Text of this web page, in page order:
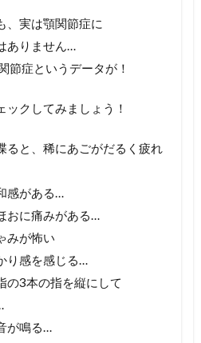
、実は顎関節症に
ありません…
節症というデータが！
ックしてみましょう！
と、稀にあごがだるく疲れ
感がある…
おに痛みがある…
みが怖い
り感を感じる…
3本の指を縦にして
が鳴る…